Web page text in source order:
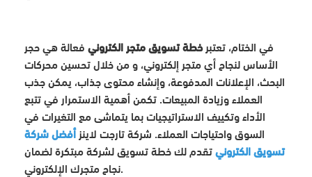
في الختام، تعتبر خطة تسويق متجر الكتروني فعالة هي حجر
الأساس لنجاح أي متجر إلكتروني، و من خلال تحسين محركات
البحث، الإعلانات المدفوعة، وإنشاء محتوى جذاب، يمكن جذب
العملاء وزيادة المبيعات. تكمن أهمية الاستمرار في تتبع
الأداء وتكييف الاستراتيجيات بما يتماشى مع التغيرات في
السوق واحتياجات العملاء. شركة تارجت لاينزأفضل شركة
تسويق الكترونيتقدم لك خطة تسويق لشركة مبتكرة لضمان
نجاح متجرك الإلكتروني.